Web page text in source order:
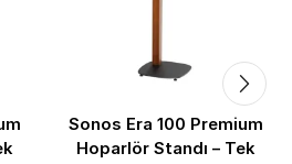
Sonos Era 100 Premium
Hoparlör Standı – Tek